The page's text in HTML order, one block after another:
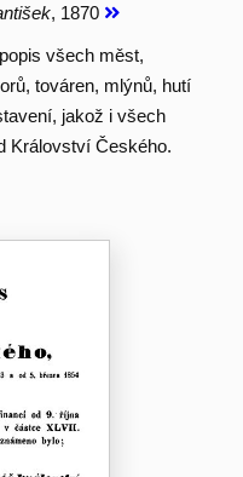
, 1870
všech měst,
továren, mlýnů, hutí
jakož i všech
Království Českého.